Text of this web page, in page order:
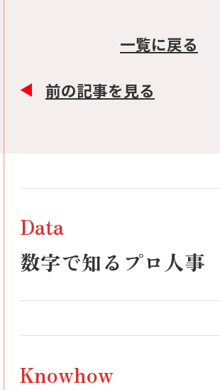
一覧に戻る
前の記事を見る
Data
数字で知るプロ人事
Knowhow